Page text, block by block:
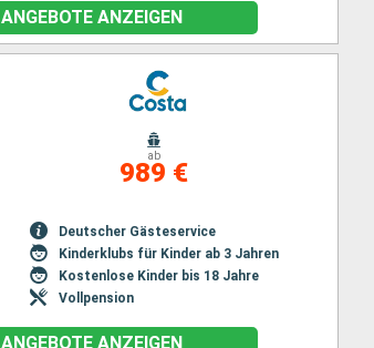
ANGEBOTE ANZEIGEN
ab
989 €
Deutscher Gästeservice
Kinderklubs für Kinder ab 3 Jahren
Kostenlose Kinder bis 18 Jahre
Vollpension
ANGEBOTE ANZEIGEN